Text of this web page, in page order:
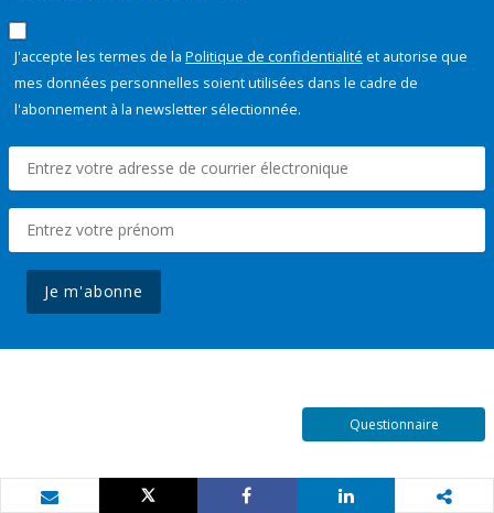
J'accepte les termes de la Politique de confidentialité et autorise que
mes données personnelles soient utilisées dans le cadre de
l'abonnement à la newsletter sélectionnée.
Je m'abonne
Questionnaire